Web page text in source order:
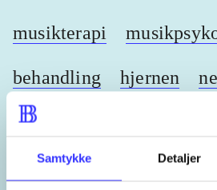
Samtykke Detaljer
musikterapi
behandling hjernen
Lignende emneord